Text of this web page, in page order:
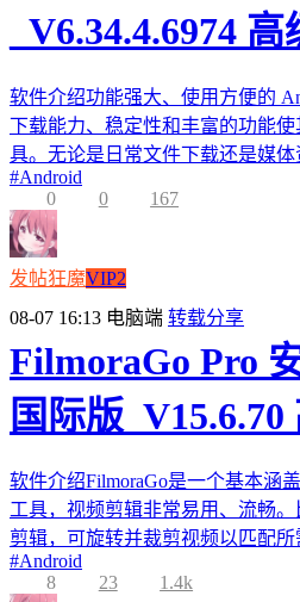
_V6.34.4.6974
软件介绍功能强大、使用方便的
下载能力、稳定性和丰富的功能
具。无论是日常文件下载还是媒体
#Android
0
0 167
发帖狂魔VIP2
08-07 16:13 电脑端 转载分享
FilmoraGo Pro
国际版
软件介绍FilmoraGo是一个基本涵
工具，视频剪辑非常易用、流畅
剪辑，可旋转并裁剪视频以匹配
#Android
8
23 1.4k